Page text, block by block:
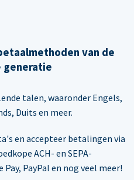
van de
generatie
talen, waaronder Engels,
Duits en meer.
en accepteer betalingen via
ACH- en SEPA-
PayPal en nog veel meer!